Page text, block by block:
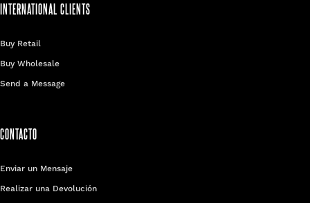
INTERNATIONAL CLIENTS
Buy Retail
Buy Wholesale
Send a Message
CONTACTO
Enviar un Mensaje
Realizar una Devolución